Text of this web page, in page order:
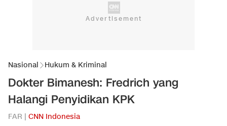
Nasional Hukum & Kriminal
Dokter Bimanesh: Fredrich yang
Halangi Penyidikan KPK
FAR | CNN Indonesia